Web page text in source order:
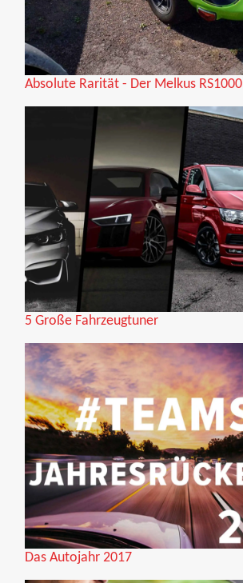
Absolute Rarität - Der Melkus RS1000
5 Große Fahrzeugtuner
Das Autojahr 2017